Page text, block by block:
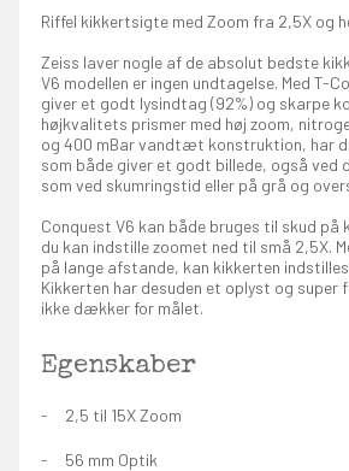
Riffel kikkertsigte med Zoom fra 2,5X og
Zeiss laver nogle af de absolut bedste
V6 modellen er ingen undtagelse. Med T-
giver et godt lysindtag (92%) og skarpe
højkvalitets prismer med høj zoom,
og 400 mBar vandtæt konstruktion, har
som både giver et godt billede, også ved
som ved skumringstid eller på grå og
Conquest V6 kan både bruges til skud
du kan indstille zoomet ned til små 2,5X.
på lange afstande, kan kikkerten
Kikkerten har desuden et oplyst og
ikke dækker for målet.
Egenskaber
2,5 til 15X Zoom
56 mm Optik